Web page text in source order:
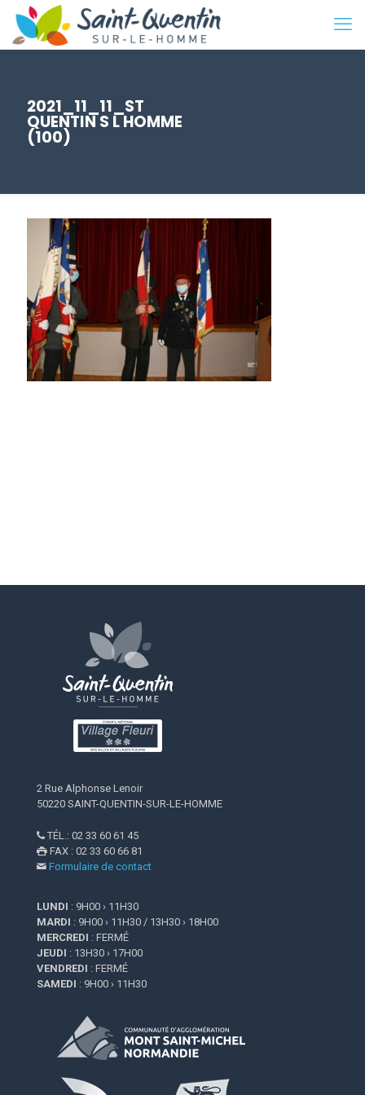
2021_11_11_ST
QUENTIN S L HOMME
(100)
2 Rue Alphonse Lenoir
50220 SAINT-QUENTIN-SUR-LE-HOMME
 TÉL.: 02 33 60 61 45
 FAX : 02 33 60 66 81
 Formulaire de contact
LUNDI : 9H00 › 11H30
MARDI : 9H00 › 11H30 / 13H30 › 18H00
MERCREDI : FERMÉ
JEUDI : 13H30 › 17H00
VENDREDI : FERMÉ
SAMEDI : 9H00 › 11H30